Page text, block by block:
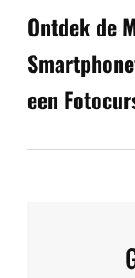
Post
Ontdek de
een